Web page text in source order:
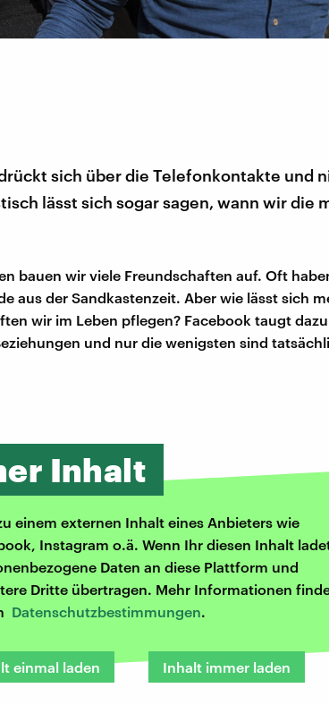
sich über die Telefonkontakte und
lässt sich sogar sagen, wann wir die
bauen wir viele Freundschaften auf. Oft
aus der Sandkastenzeit. Aber wie lässt sich
wir im Leben pflegen? Facebook taugt
und nur die wenigsten sind
Inhalt
einem externen Inhalt eines Anbieters wie
Instagram o.ä. Wenn Ihr diesen Inhalt
Daten an diese Plattform und
Dritte übertragen. Mehr Informationen
Datenschutzbestimmungen.
einmal laden Inhalt immer laden